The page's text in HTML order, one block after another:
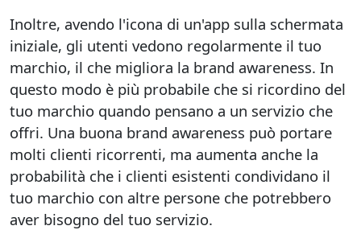
Inoltre, avendo l'icona di un'app sulla schermata
iniziale, gli utenti vedono regolarmente il tuo
marchio, il che migliora la brand awareness. In
questo modo è più probabile che si ricordino del
tuo marchio quando pensano a un servizio che
offri. Una buona brand awareness può portare
molti clienti ricorrenti, ma aumenta anche la
probabilità che i clienti esistenti condividano il
tuo marchio con altre persone che potrebbero
aver bisogno del tuo servizio.